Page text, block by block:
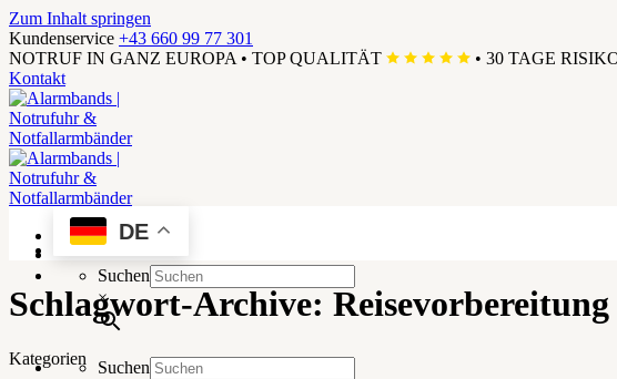
Zum Inhalt springen
Kundenservice +43 660 99 77 301
NOTRUF IN GANZ EUROPA • TOP QUALITÄT • 30 TAGE
Kontakt
Menü
Suchen
×
Suchen
DE
Schlagwort-Archive: Reisevorbereitung
Kategorien